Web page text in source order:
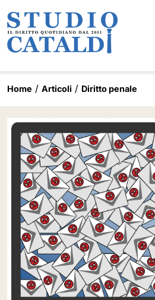
Home Articoli Diritto penale